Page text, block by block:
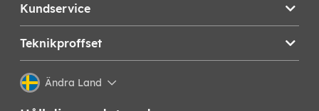
Kundservice
Teknikproffset
Ändra Land